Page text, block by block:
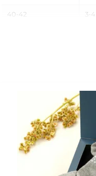
40-42 3-
6-
46-48 10-
10-